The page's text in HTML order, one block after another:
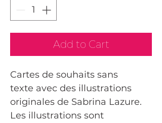
Add to Cart
Cartes de souhaits sans
texte avec des illustrations
originales de Sabrina Lazure.
Les illustrations sont